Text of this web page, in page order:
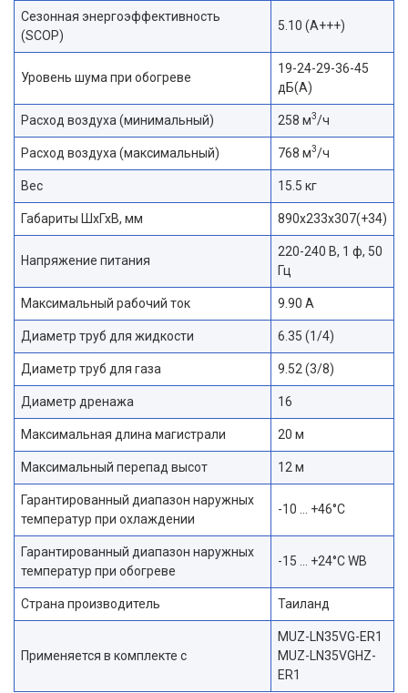
Сезонная энергоэффективность
(SCOP)
5.10 (A+++)
Уровень шума при обогреве
19-24-29-36-45
дБ(А)
Расход воздуха (минимальный) 258 м3/ч
Расход воздуха (максимальный) 768 м3/ч
Вес 15.5 кг
Габариты ШхГхВ, мм 890х233х307(+34)
Напряжение питания
220-240 В, 1 ф, 50
Гц
Максимальный рабочий ток 9.90 А
Диаметр труб для жидкости 6.35 (1/4)
Диаметр труб для газа 9.52 (3/8)
Диаметр дренажа 16
Максимальная длина магистрали 20 м
Максимальный перепад высот 12 м
Гарантированный диапазон наружных
температур при охлаждении
-10 … +46°C
Гарантированный диапазон наружных
температур при обогреве
-15 … +24°C WB
Страна производитель Таиланд
Применяется в комплекте с
MUZ-LN35VG-ER1
MUZ-LN35VGHZ-
ER1